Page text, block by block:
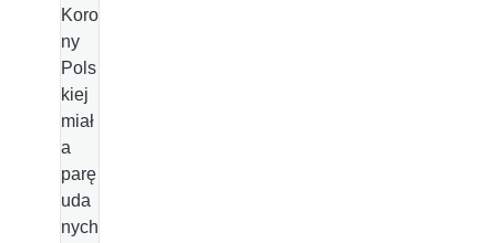
Koro
ny
Pols
kiej
miał
a
parę
uda
nych